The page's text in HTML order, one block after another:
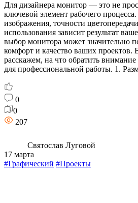
Для дизайнера монитор — это не
ключевой элемент рабочего
изображения, точности
использования зависит результат
выбор монитора может значительно
комфорт и качество ваших проектов.
расскажем, на что обратить
для профессиональной работы. 1.
0
0
207
Святослав Луговой
17 марта
#Графический #Проекты